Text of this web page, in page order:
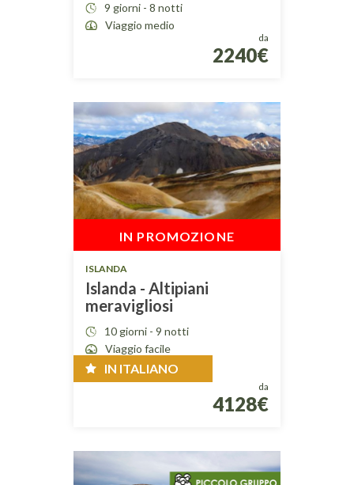
9 giorni - 8 notti
Viaggio medio
da
2240€
IN PROMOZIONE
ISLANDA
Islanda - Altipiani
meravigliosi
10 giorni - 9 notti
Viaggio facile
IN ITALIANO
da
4128€